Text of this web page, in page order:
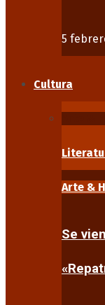
5
Cultura
Arte &
Se